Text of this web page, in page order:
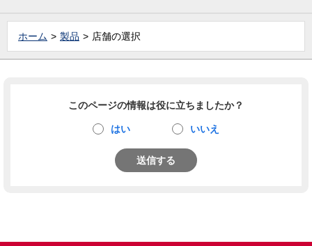
ホーム 製品 店舗の選択
このページの情報は役に立ちましたか？
はい いいえ
送信する